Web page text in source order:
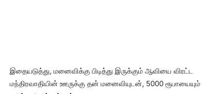
இதையடுத்து, மனைவிக்கு பிடித்து இருக்கும் ஆவியை விரட்ட
மந்திரவாதியின் ஊருக்கு தன் மனைவியுடன், 5000 ரூபாயையும்